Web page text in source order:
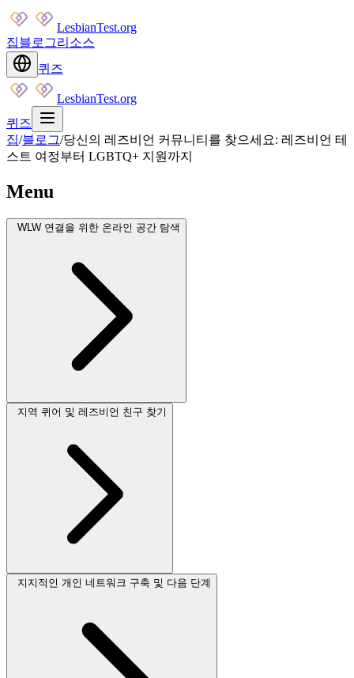
LesbianTest.org
집블로그리소스
퀴즈
LesbianTest.org
퀴즈
집/블로그/당신의 레즈비언 커뮤니티를 찾으세요: 레즈비언 테
스트 여정부터 LGBTQ+ 지원까지
Menu
WLW 연결을 위한 온라인 공간 탐색
지역 퀴어 및 레즈비언 친구 찾기
지지적인 개인 네트워크 구축 및 다음 단계